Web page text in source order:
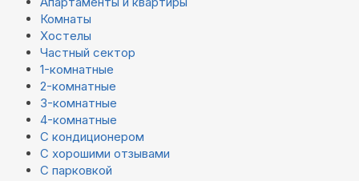
Комнаты
Хостелы
Частный сектор
1-комнатные
2-комнатные
3-комнатные
4-комнатные
С кондиционером
С хорошими отзывами
С парковкой